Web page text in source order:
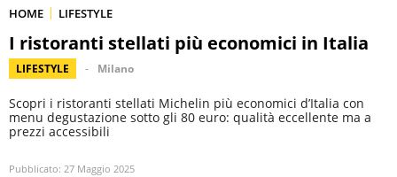
HOME LIFESTYLE
I ristoranti stellati più economici in Italia
LIFESTYLE Milano
Scopri i ristoranti stellati Michelin più economici d’Italia con
menu degustazione sotto gli 80 euro: qualità eccellente ma a
prezzi accessibili
Pubblicato: 27 Maggio 2025